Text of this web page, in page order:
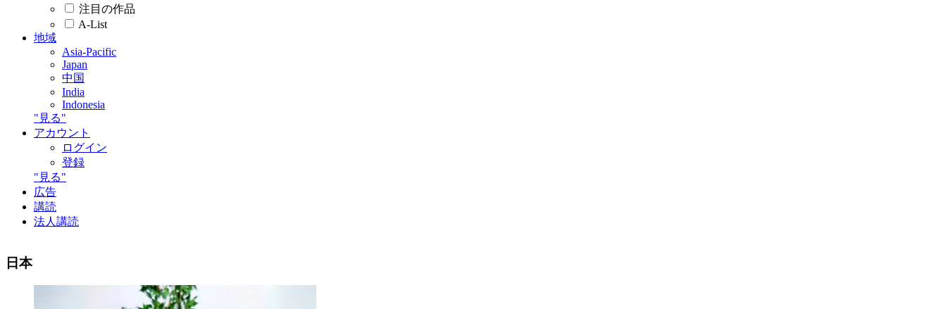
注目の作品
A-List
地域
Asia-Pacific
Japan
中国
India
Indonesia
"見る"
アカウント
ログイン
登録
"見る"
広告
講読
法人講読
日本